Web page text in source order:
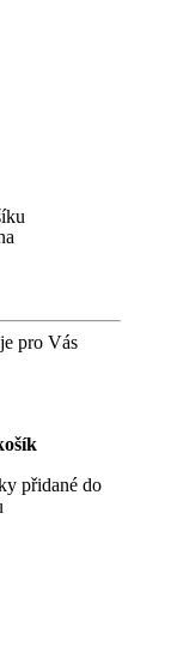
cena košíku
pro Vás
přidané do